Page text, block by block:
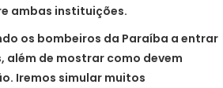
ambas instituições.
os bombeiros da Paraíba a entrar
além de mostrar como devem
Iremos simular muitos